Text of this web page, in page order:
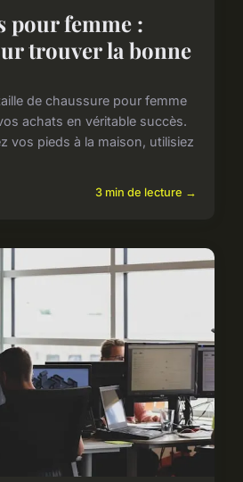
pour femme :
trouver la bonne
de chaussure pour femme
achats en véritable succès.
vos pieds à la maison, utilisiez
3 min de lecture →